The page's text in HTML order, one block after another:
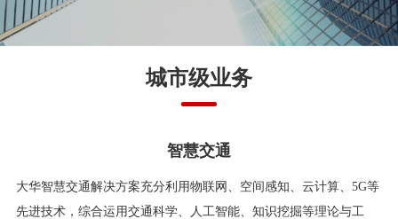
城市级业务
智慧交通
大华智慧交通解决方案充分利用物联网、空间感知、云计算、5G等
先进技术，综合运用交通科学、人工智能、知识挖掘等理论与工